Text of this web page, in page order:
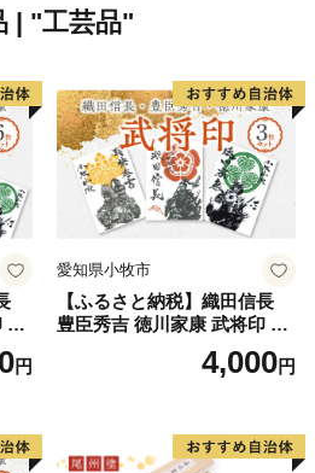
| "工芸品"
花
師
り
円
愛知県小牧市
【ふるさと納税】織田信長
豊臣秀吉 徳川家康 武将印 3
枚 セット イラスト 戦国 武将
小牧山城 墨絵 龍画師 書道ア
愛知県 小牧市 お取り寄せ 送
料無料
4,000円